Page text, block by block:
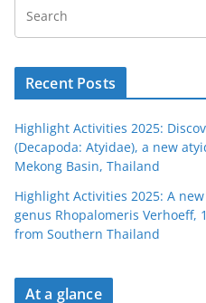
Recent Posts
Highlight Activities 2025:
(Decapoda: Atyidae), a new
Mekong Basin, Thailand
Highlight Activities 2025: A
genus Rhopalomeris Verhoeff,
from Southern Thailand
At a glance